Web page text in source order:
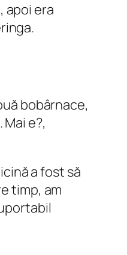
apoi era
bobârnace,
Mai e?,
a fost să
timp, am